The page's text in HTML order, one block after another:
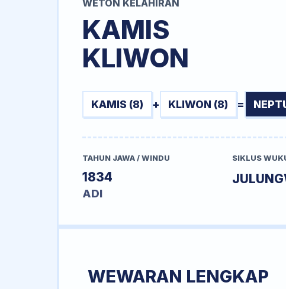
WETON KELAHIRAN
KAMIS
KLIWON
KAMIS (8) + KLIWON (8) =
TAHUN JAWA / WINDU
1834
ADI
SIKLUS
WEWARAN LENGKAP